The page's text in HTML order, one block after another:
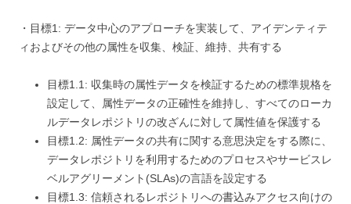
・目標1: データ中心のアプローチを実装して、アイデンティテ
ィおよびその他の属性を収集、検証、維持、共有する
目標1.1: 収集時の属性データを検証するための標準規格を
設定して、属性データの正確性を維持し、すべてのローカ
ルデータレポジトリの改ざんに対して属性値を保護する
目標1.2: 属性データの共有に関する意思決定をする際に、
データレポジトリを利用するためのプロセスやサービスレ
ベルアグリーメント(SLAs)の言語を設定する
目標1.3: 信頼されるレポジトリへの書込みアクセス向けの